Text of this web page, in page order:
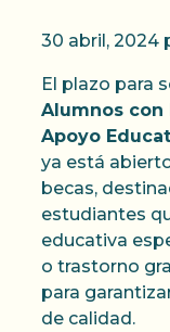
30 abril, 2024
El plazo para
Alumnos con
Apoyo
ya está
becas,
estudiantes
educativa
o trastorno
para
de calidad.